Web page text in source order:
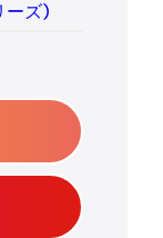
ーズ)